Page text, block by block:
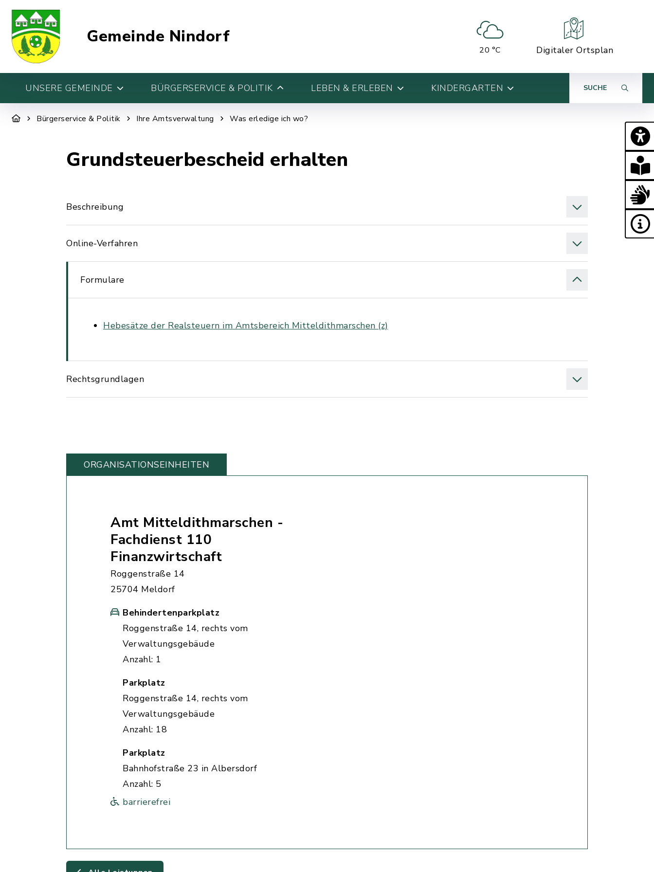
Gemeinde Nindorf
20 °C Digitaler Ortsplan
UNSERE GEMEINDE BÜRGERSERVICE & POLITIK LEBEN & ERLEBEN KINDERGARTEN SUCHE
Bürgerservice & Politik Ihre Amtsverwaltung Was erledige ich wo?
Grundsteuerbescheid erhalten
Beschreibung
Online-Verfahren
Formulare
Hebesätze der Realsteuern im Amtsbereich Mitteldithmarschen (z)
Rechtsgrundlagen
ORGANISATIONS­EINHEITEN
Amt Mitteldithmarschen -
Fachdienst 110
Finanzwirtschaft
Roggenstraße 14
25704 Meldorf
Behindertenparkplatz
Roggenstraße 14, rechts vom
Verwaltungsgebäude
Anzahl: 1
Parkplatz
Roggenstraße 14, rechts vom
Verwaltungsgebäude
Anzahl: 18
Parkplatz
Bahnhofstraße 23 in Albersdorf
Anzahl: 5
barrierefrei